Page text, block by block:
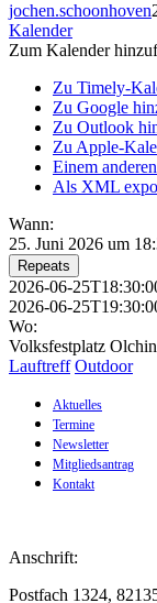
jochen.schoonhoven
Kalender
Zum Kalender
Zu Timely-
Zu Google
Zu Outlook
Zu Apple-
Einem
Als XML
Wann:
25. Juni 2026 um
Repeats
2026-06-
2026-06-
Wo:
Volksfestplatz
Lauftreff Outdoor
Aktuelles
Termine
Newsletter
Mitgliedsantrag
Kontakt
Anschrift:
Postfach 1324,